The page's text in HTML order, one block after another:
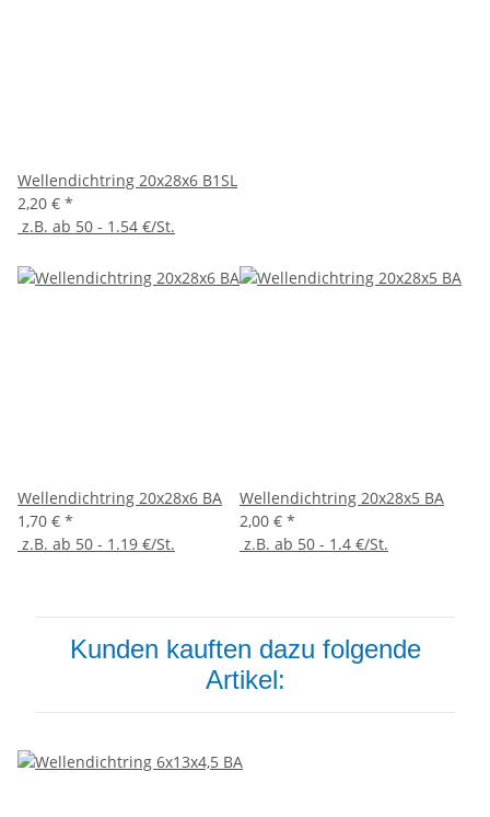
Wellendichtring 20x28x6 B1SL
2,20 € *
z.B. ab 50 - 1.54 €/St.
Wellendichtring 20x28x6 BA
1,70 € *
z.B. ab 50 - 1.19 €/St.
Wellendichtring 20x28x5 BA
2,00 € *
z.B. ab 50 - 1.4 €/St.
Kunden kauften dazu folgende
Artikel: